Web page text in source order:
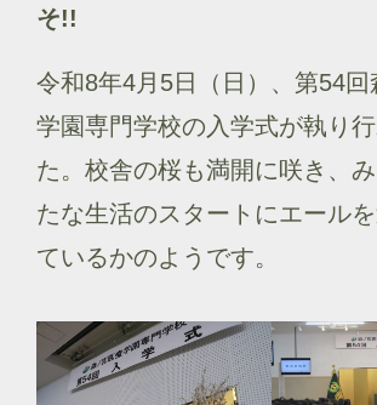
そ!!
令和8年4月5日（日）、第54回
学園専門学校の入学式が執り
た。校舎の桜も満開に咲き、
たな生活のスタートにエール
ているかのようです。